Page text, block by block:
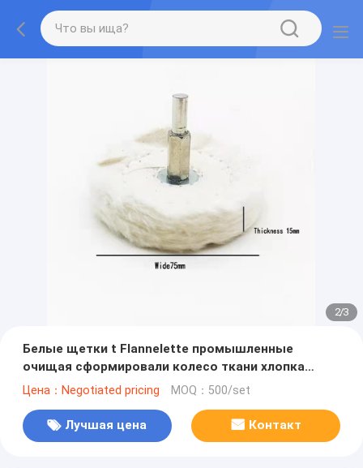
2/3
Белые щетки t Flannelette промышленные
очищая сформировали колесо ткани хлопка
полируя
Цена：Negotiated pricing MOQ：500/set
Лучшая цена Контакт